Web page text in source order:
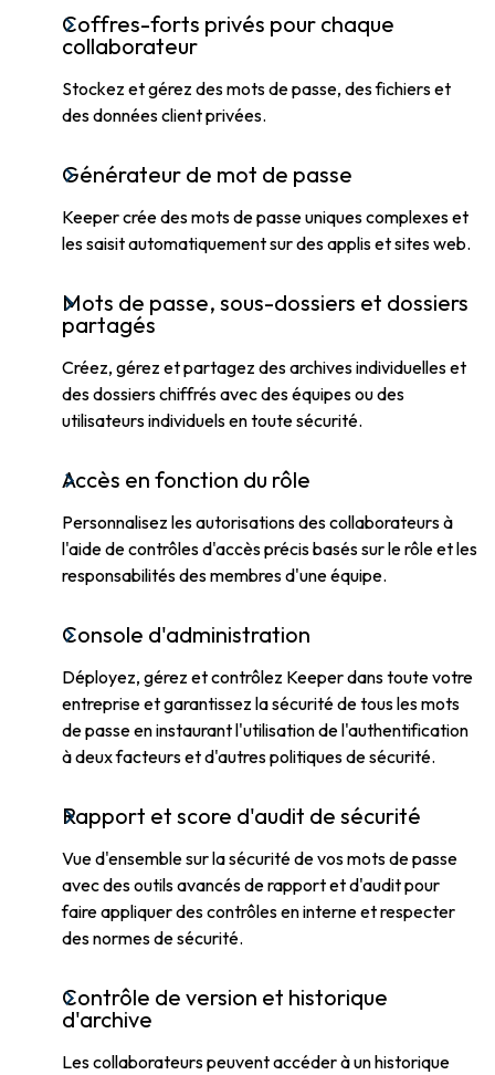
Coffres-forts privés pour chaque
collaborateur
Stockez et gérez des mots de passe, des fichiers et
des données client privées.
Générateur de mot de passe
Keeper crée des mots de passe uniques complexes et
les saisit automatiquement sur des applis et sites web.
Mots de passe, sous-dossiers et dossiers
partagés
Créez, gérez et partagez des archives individuelles et
des dossiers chiffrés avec des équipes ou des
utilisateurs individuels en toute sécurité.
Accès en fonction du rôle
Personnalisez les autorisations des collaborateurs à
l'aide de contrôles d'accès précis basés sur le rôle et les
responsabilités des membres d'une équipe.
Console d'administration
Déployez, gérez et contrôlez Keeper dans toute votre
entreprise et garantissez la sécurité de tous les mots
de passe en instaurant l'utilisation de l'authentification
à deux facteurs et d'autres politiques de sécurité.
Rapport et score d'audit de sécurité
Vue d'ensemble sur la sécurité de vos mots de passe
avec des outils avancés de rapport et d'audit pour
faire appliquer des contrôles en interne et respecter
des normes de sécurité.
Contrôle de version et historique
d'archive
Les collaborateurs peuvent accéder à un historique